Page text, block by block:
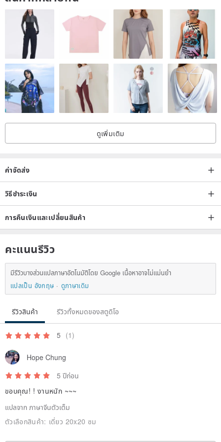
ดูเพิ่มเติม
ค่าจัดส่ง
วิธีชำระเงิน
การคืนเงินและเปลี่ยนสินค้า
คะแนนรีวิว
มีรีวิวบางส่วนแปลภาษาอัตโนมัติโดย Google เนื้อหาอาจไม่แม่นยำ
แปลเป็น อังกฤษ
ดูภาษาเดิม
รีวิวสินค้า รีวิวทั้งหมดของสตูดิโอ
5 (1)
Hope Chung
5 ปีก่อน
ขอบคุณ! ! งานหนัก ~~~
แปลจาก ภาษาจีนตัวเต็ม
ตัวเลือกสินค้า: เดี่ยว 20x20 ซม